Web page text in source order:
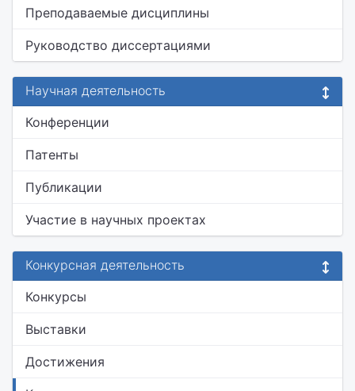
Преподаваемые дисциплины
Руководство диссертациями
Научная деятельность
Конференции
Патенты
Публикации
Участие в научных проектах
Конкурсная деятельность
Конкурсы
Выставки
Достижения